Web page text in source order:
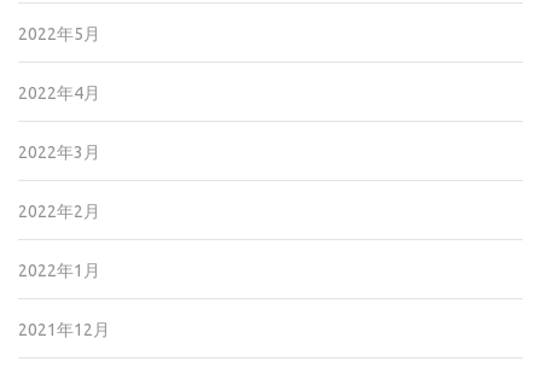
2022年5月
2022年4月
2022年3月
2022年2月
2022年1月
2021年12月